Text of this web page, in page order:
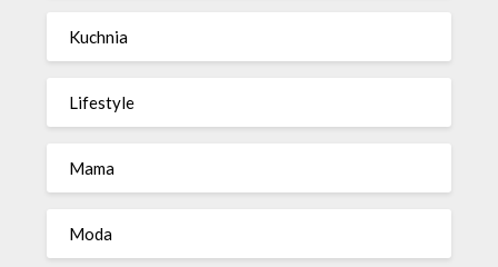
Kuchnia
Lifestyle
Mama
Moda